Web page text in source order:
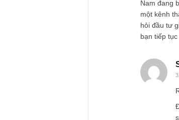
3 comments
Sky
Tôi
Là
thích
năm
lợi